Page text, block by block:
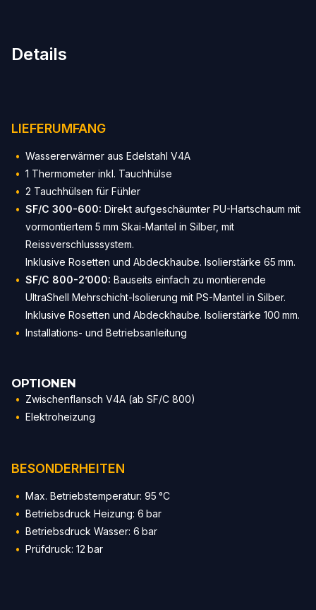
Details
LIEFERUMFANG
Wassererwärmer aus Edelstahl V4A
1 Thermometer inkl. Tauchhülse
2 Tauchhülsen für Fühler
SF/C 300-600: Direkt aufgeschäumter PU-Hartschaum mit
vormontiertem 5 mm Skai-Mantel in Silber, mit
Reissverschlusssystem.
Inklusive Rosetten und Abdeckhaube. Isolierstärke 65 mm.
SF/C 800-2’000: Bauseits einfach zu montierende
UltraShell Mehrschicht-Isolierung mit PS-Mantel in Silber.
Inklusive Rosetten und Abdeckhaube. Isolierstärke 100 mm.
Installations- und Betriebsanleitung
OPTIONEN
Zwischenflansch V4A (ab SF/C 800)
Elektroheizung
BESONDERHEITEN
Max. Betriebstemperatur: 95 °C
Betriebsdruck Heizung: 6 bar
Betriebsdruck Wasser: 6 bar
Prüfdruck: 12 bar